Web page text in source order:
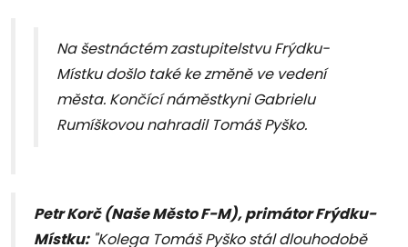
Na šestnáctém zastupitelstvu Frýdku-
Místku došlo také ke změně ve vedení
města. Končící náměstkyni Gabrielu
Rumíškovou nahradil Tomáš Pyško.
Petr Korč (Naše Město F-M), primátor Frýdku-
Místku:"Kolega Tomáš Pyško stál dlouhodobě